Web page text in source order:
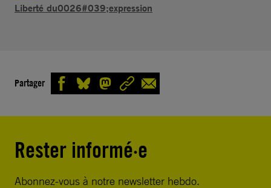
Liberté du0026#039;expression
Partager
Rester informé·e
Abonnez-vous à notre newsletter hebdo.